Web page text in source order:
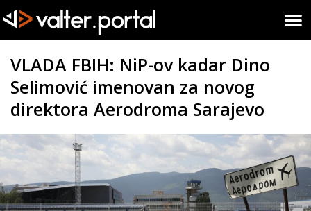
VLADA FBIH: NiP-ov kadar Dino
Selimović imenovan za novog
direktora Aerodroma Sarajevo